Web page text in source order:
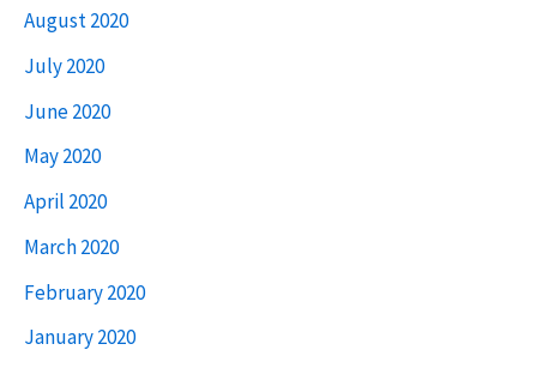
August 2020
July 2020
June 2020
May 2020
April 2020
March 2020
February 2020
January 2020